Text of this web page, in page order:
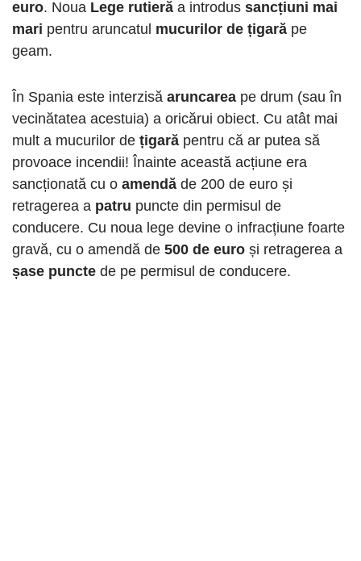
euro. Noua Lege rutieră a introdus sancțiuni mai
mari pentru aruncatul mucurilor de țigară pe
geam.
În Spania este interzisă aruncarea pe drum (sau în
vecinătatea acestuia) a oricărui obiect. Cu atât mai
mult a mucurilor de țigară pentru că ar putea să
provoace incendii! Înainte această acțiune era
sancționată cu o amendă de 200 de euro și
retragerea a patru puncte din permisul de
conducere. Cu noua lege devine o infracțiune foarte
gravă, cu o amendă de 500 de euro și retragerea a
șase puncte de pe permisul de conducere.